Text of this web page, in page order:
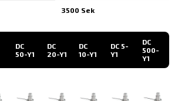
3500 Sek
DC
50-Y1
DC
20-Y1
DC
10-Y1
DC 5-
Y1
DC
500-
Y1